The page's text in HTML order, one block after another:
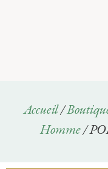
Accueil/
Homme/